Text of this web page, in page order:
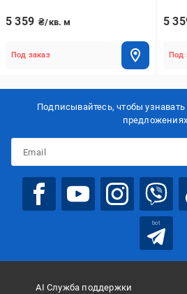
5 359 ₴/кв. м
Под заказ
5
Под
Подписывайтесь, чтобы
bot
AI Служба поддержки